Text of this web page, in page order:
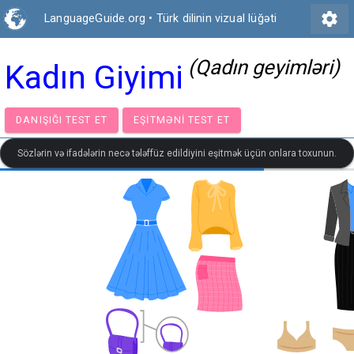
LanguageGuide.org • Türk dilinin vizual lüğəti settings
Kadın Giyimi (Qadın geyimləri)
DANIŞIĞI TEST ET EŞITMƏNI TEST ET
Sözlərin və ifadələrin necə tələffüz edildiyini eşitmək üçün onlara toxunun.